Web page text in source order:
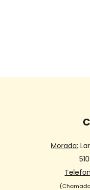
Morada: